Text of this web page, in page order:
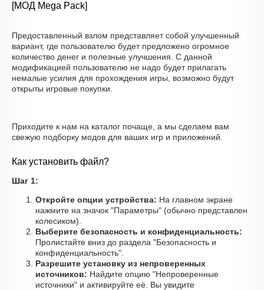
[МОД Mega Pack]
Предоставленный взлом представляет собой улучшенный
вариант, где пользователю будет предложено огромное
количество денег и полезные улучшения. С данной
модификацией пользователю не надо будет прилагать
немалые усилия для прохождения игры, возможно будут
открыты игровые покупки.
Приходите к нам на каталог почаще, а мы сделаем вам
свежую подборку модов для ваших игр и приложений.
Как установить файл?
Шаг 1:
Откройте опции устройства: На главном экране
нажмите на значок "Параметры" (обычно представлен
колесиком).
Выберите безопасность и конфиденциальность:
Пролистайте вниз до раздела "Безопасность и
конфиденциальность".
Разрешите установку из непроверенных
источников: Найдите опцию "Непроверенные
источники" и активируйте её. Вы увидите